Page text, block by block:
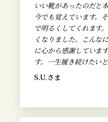
いい靴があったのだと
今でも覚えています。
で明るくしてくれます
くなりました。こんな
に心から感謝していま
す。一生履き続けたい
S.U.さま